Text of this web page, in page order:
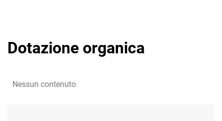
Dotazione organica
Nessun contenuto